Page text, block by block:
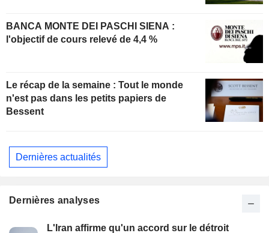
BANCA MONTE DEI PASCHI SIENA :
l'objectif de cours relevé de 4,4 %
Le récap de la semaine : Tout le monde
n'est pas dans les petits papiers de
Bessent
Dernières actualités
Dernières analyses
L'Iran affirme qu'un accord sur le détroit